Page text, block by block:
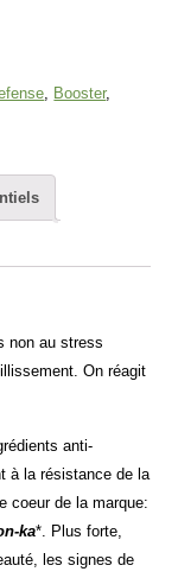
, Booster,
non au stress
On réagit
anti-
à la résistance de la
coeur de la marque:
ka*. Plus forte,
les signes de